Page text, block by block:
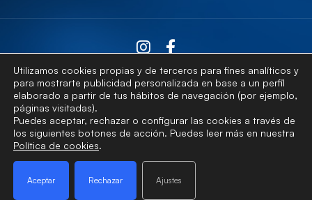
Contactar
© Universidad de Las Palmas de Gran Canaria · ULPGC
Utilizamos cookies propias y de terceros para fines analíticos y
para mostrarte publicidad personalizada en base a un perfil
elaborado a partir de tus hábitos de navegación (por ejemplo,
páginas visitadas).
Puedes aceptar, rechazar o configurar las cookies a través de
los siguientes botones de acción. Puedes leer más en nuestra
Política de cookies.
Aceptar Rechazar Ajustes